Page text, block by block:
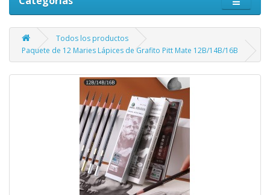
Todos los productos
Paquete de 12 Maries Lápices de Grafito Pitt Mate 12B/14B/16B